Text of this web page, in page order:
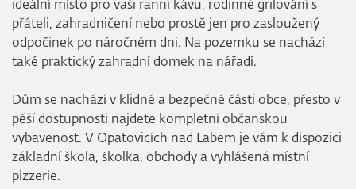
ideální místo pro vaši ranní kávu, rodinné grilování s
přáteli, zahradničení nebo prostě jen pro zasloužený
odpočinek po náročném dni. Na pozemku se nachází
také praktický zahradní domek na nářadí.
Dům se nachází v klidné a bezpečné části obce, přesto v
pěší dostupnosti najdete kompletní občanskou
vybavenost. V Opatovicích nad Labem je vám k dispozici
základní škola, školka, obchody a vyhlášená místní
pizzerie.